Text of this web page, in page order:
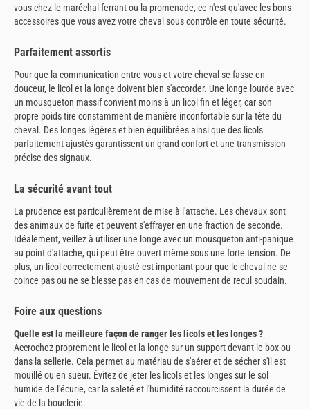
vous chez le maréchal-ferrant ou la promenade, ce n'est qu'avec les bons
accessoires que vous avez votre cheval sous contrôle en toute sécurité.
Parfaitement assortis
Pour que la communication entre vous et votre cheval se fasse en
douceur, le licol et la longe doivent bien s'accorder. Une longe lourde avec
un mousqueton massif convient moins à un licol fin et léger, car son
propre poids tire constamment de manière inconfortable sur la tête du
cheval. Des longes légères et bien équilibrées ainsi que des licols
parfaitement ajustés garantissent un grand confort et une transmission
précise des signaux.
La sécurité avant tout
La prudence est particulièrement de mise à l'attache. Les chevaux sont
des animaux de fuite et peuvent s'effrayer en une fraction de seconde.
Idéalement, veillez à utiliser une longe avec un mousqueton anti-panique
au point d'attache, qui peut être ouvert même sous une forte tension. De
plus, un licol correctement ajusté est important pour que le cheval ne se
coince pas ou ne se blesse pas en cas de mouvement de recul soudain.
Foire aux questions
Quelle est la meilleure façon de ranger les licols et les longes ?
Accrochez proprement le licol et la longe sur un support devant le box ou
dans la sellerie. Cela permet au matériau de s'aérer et de sécher s'il est
mouillé ou en sueur. Évitez de jeter les licols et les longes sur le sol
humide de l'écurie, car la saleté et l'humidité raccourcissent la durée de
vie de la bouclerie.